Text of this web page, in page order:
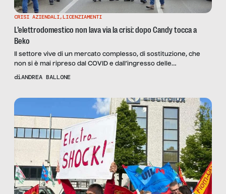
CRISI AZIENDALI,LICENZIAMENTI
L’elettrodomestico non lava via la crisi: dopo Candy tocca a
Beko
Il settore vive di un mercato complesso, di sostituzione, che
non si è mai ripreso dal COVID e dall’ingresso delle
multinazionali. E la turca Beko, che chiuderà nel 2025, ha
coordinatore per l’elettrodomestico della FIOM
diANDREA BALLONE